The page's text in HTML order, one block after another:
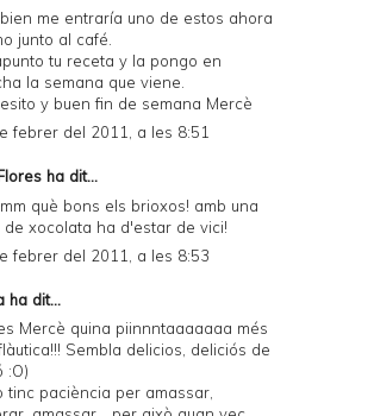
me entraría uno de estos ahora
junto al café.
tu receta y la pongo en
la semana que viene.
y buen fin de semana Mercè
febrer del 2011, a les 8:51
ha dit...
què bons els brioxos! amb una
de xocolata ha d'estar de vici!
febrer del 2011, a les 8:53
ha dit...
Mercè quina piinnntaaaaaaa més
Sembla delicios, deliciós de
:O)
tinc paciència per amassar,